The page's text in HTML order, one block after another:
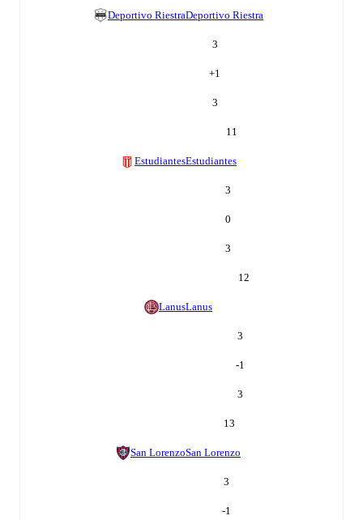
Deportivo RiestraDeportivo Riestra
3
+1
3
11
EstudiantesEstudiantes
3
0
3
12
LanusLanus
3
-1
3
13
San LorenzoSan Lorenzo
3
-1